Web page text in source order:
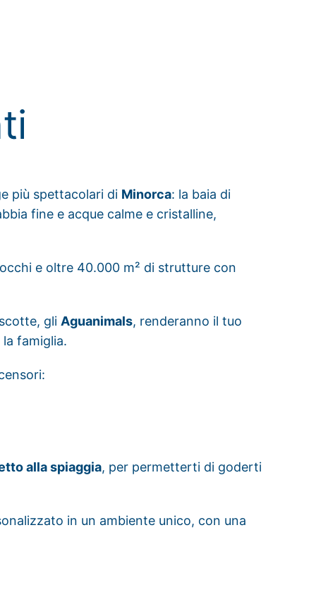
più spettacolari di Minorca: la baia di
fine e acque calme e cristalline,
e oltre 40.000 m² di strutture con
gli Aguanimals, renderanno il tuo
famiglia.
alla spiaggia, per permetterti di goderti
in un ambiente unico, con una